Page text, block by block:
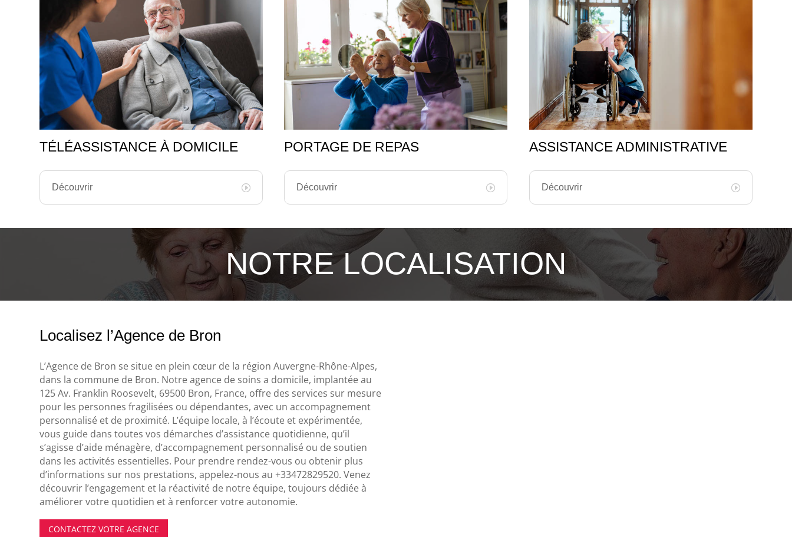
TÉLÉASSISTANCE À DOMICILE
Découvrir
PORTAGE DE REPAS
Découvrir
ASSISTANCE ADMINISTRATIVE
Découvrir
NOTRE LOCALISATION
Localisez l’Agence de Bron
L’Agence de Bron se situe en plein cœur de la région Auvergne-Rhône-Alpes,
dans la commune de Bron. Notre agence de soins a domicile, implantée au
125 Av. Franklin Roosevelt, 69500 Bron, France, offre des services sur mesure
pour les personnes fragilisées ou dépendantes, avec un accompagnement
personnalisé et de proximité. L’équipe locale, à l’écoute et expérimentée,
vous guide dans toutes vos démarches d’assistance quotidienne, qu’il
s’agisse d’aide ménagère, d’accompagnement personnalisé ou de soutien
dans les activités essentielles. Pour prendre rendez-vous ou obtenir plus
d’informations sur nos prestations, appelez-nous au +33472829520. Venez
découvrir l’engagement et la réactivité de notre équipe, toujours dédiée à
améliorer votre quotidien et à renforcer votre autonomie.
CONTACTEZ VOTRE AGENCE